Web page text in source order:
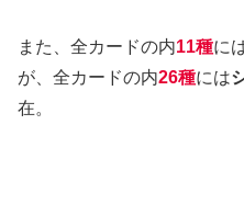
また、全カードの内11種に
が、全カードの内26種には
在。